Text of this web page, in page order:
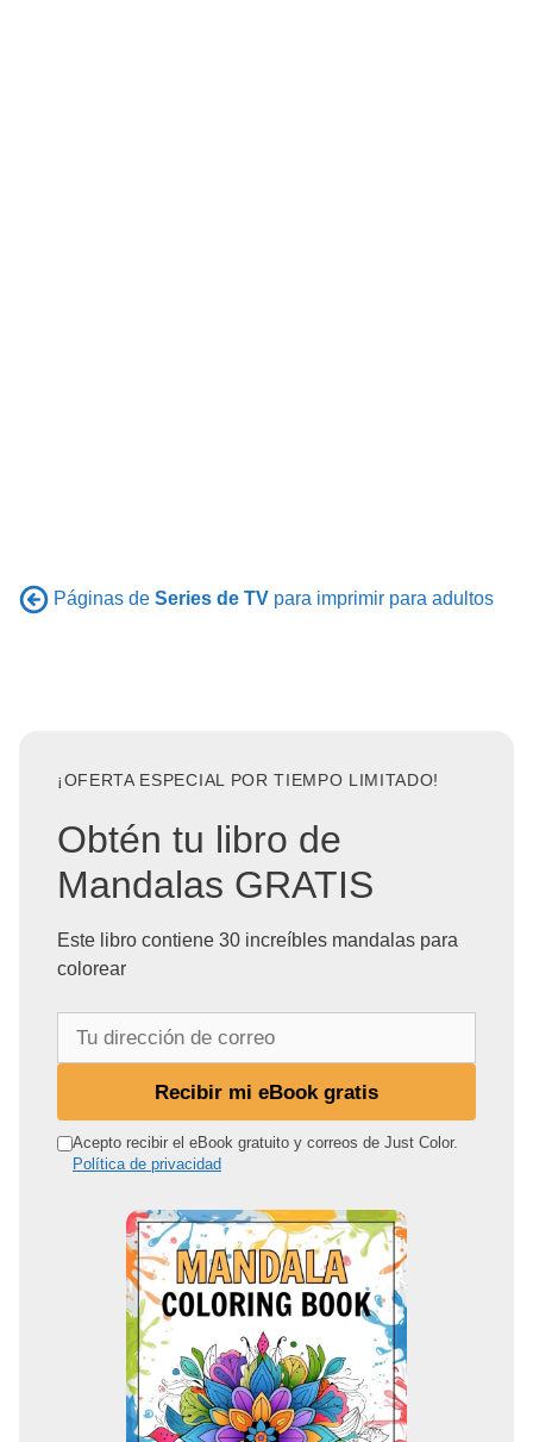
Páginas de Series de TV para imprimir para adultos
¡OFERTA ESPECIAL POR TIEMPO LIMITADO!
Obtén tu libro de
Mandalas GRATIS
Este libro contiene 30 increíbles mandalas para
colorear
r
Recibir mi eBook gratis
Acepto recibir el eBook gratuito y correos de Just Color.
Política de privacidad